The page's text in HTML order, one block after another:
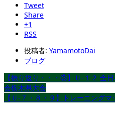
Tweet
Share
+1
RSS
投稿者: YamamotoDai
ブログ
【振り返り・・・③】Ｕ-１２ 全
会栃木県大会
【Ｕ-７・８・９】トレーニング